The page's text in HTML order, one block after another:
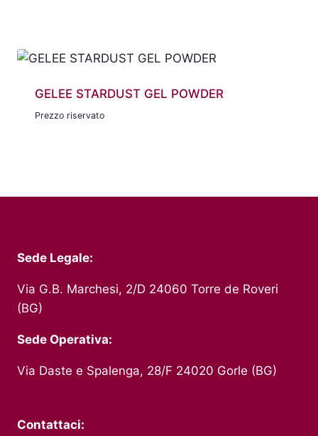
GELEE STARDUST GEL POWDER
Prezzo riservato
Sede Legale:
Via G.B. Marchesi, 2/D 24060 Torre de Roveri
(BG)
Sede Operativa:
Via Daste e Spalenga, 28/F 24020 Gorle (BG)
Contattaci: